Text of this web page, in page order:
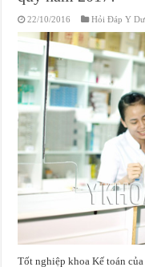
22/10/2016 Hỏi Đáp Y
Tốt nghiệp khoa Kế toán